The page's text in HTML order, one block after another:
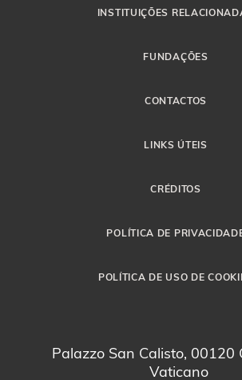
INSTITUIÇÕES
FUNDAÇÕES
CONTACTOS
LINKS ÚTEIS
CRÉDITOS
POLÍTICA DE
POLÍTICA DE USO DE
Palazzo San Calisto, 00120
Vaticano